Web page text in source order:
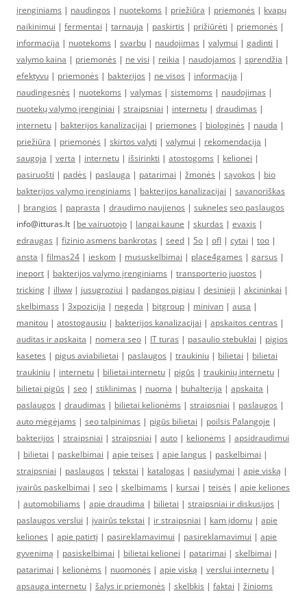
įrenginiams | naudingos | nuotekoms | priežiūra | priemonės | kvapų
naikinimui | fermentai | tarnauja | paskirtis | prižiūrėti | priemonės |
informacija | nuotekoms | svarbu | naudojimas | valymui | gadinti |
valymo kaina | priemonės | ne visi | reikia | naudojamos | sprendžia |
efektyvu | priemonės | bakterijos | ne visos | informacija |
naudingesnės | nuotekoms | valymas | sistemoms | naudojimas |
nuotekų valymo įrenginiai | straipsniai | internetu | draudimas |
internetu | bakterijos kanalizacijai | priemones | biologinės | nauda |
priežiūra | priemonės | skirtos valyti | valymui | rekomendacija |
saugoja | verta | internetu | išsirinkti | atostogoms | kelionei |
pasiruošti | padės | paslauga | patarimai | žmonės | sąvokos | bio
bakterijos valymo įrenginiams | bakterijos kanalizacijai | savanoriškas
| brangios | paprasta | draudimo naujienos | sukneles seo paslaugos
info@itturas.lt | be vairuotojo | langai kaune | skurdas | evaxis |
edraugas | fizinio asmens bankrotas | seed | 5o | ofl | cytai | too |
ansta | filmas24 | ieskom | mususkelbimai | place4games | garsus |
ineport | bakterijos valymo įrenginiams | transporterio juostos |
tricking | illww | jusugroziui | padangos pigiau | desinieji | akcininkai |
skelbimass | 3xpozicija | negeda | bitgroup | minivan | ausa |
manitou | atostogausiu | bakterijos kanalizacijai | apskaitos centras |
auditas ir apskaita | nomera seo | IT turas | pasaulio stebuklai | pigios
kasetes | pigus aviabilietai | paslaugos | traukiniu | bilietai | bilietai
traukiniu | internetu | bilietai internetu | pigūs | traukinių internetu |
bilietai pigūs | seo | stiklinimas | nuoma | buhalterija | apskaita |
paslaugos | draudimas | bilietai kelionėms | straipsniai | paslaugos |
auto mėgėjams | seo talpinimas | pigūs bilietai | poilsis Palangoje |
bakterijos | straipsniai | straipsniai | auto | kelionėms | apsidraudimui
| bilietai | paskelbimai | apie teises | apie langus | paskelbimai |
straipsniai | paslaugos | tekstai | katalogas | pasiulymai | apie viską |
įvairūs paskelbimai | seo | skelbimams | kursai | teisės | apie keliones
| automobiliams | apie draudima | bilietai | straipsniai ir diskusijos |
paslaugos verslui | įvairūs tekstai | ir straipsniai | kam įdomu | apie
keliones | apie patirtį | pasireklamavimui | pasireklamavimui | apie
gyvenimą | pasiskelbimai | bilietai kelionei | patarimai | skelbimai |
patarimai | kelionėms | nuomonės | apie viską | verslui internetu |
apsauga internetu | šalys ir priemonės | skelbkis | faktai | žinioms